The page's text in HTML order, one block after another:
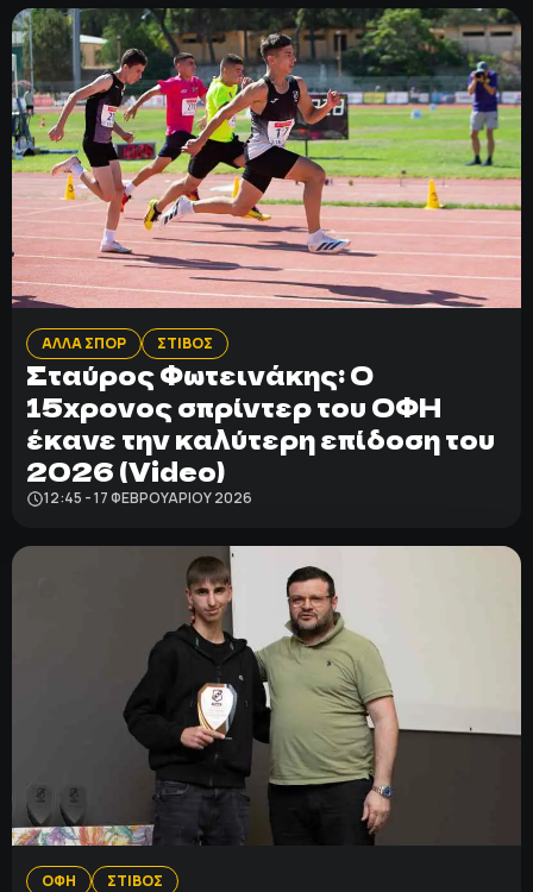
ΑΛΛΑ ΣΠΟΡ ΣΤΙΒΟΣ
Σταύρος Φωτεινάκης: Ο
15χρονος σπρίντερ του ΟΦΗ
έκανε την καλύτερη επίδοση του
2026 (Video)
12:45 - 17 ΦΕΒΡΟΥΑΡΊΟΥ 2026
ΟΦΗ ΣΤΙΒΟΣ